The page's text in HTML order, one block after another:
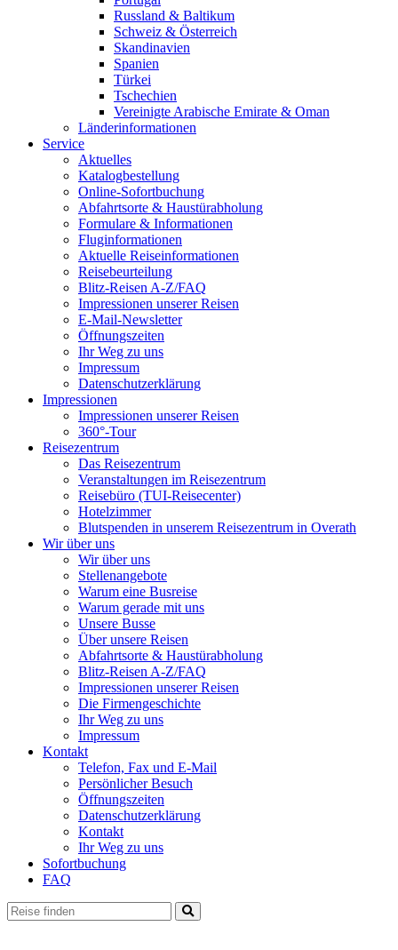
Russland & Baltikum
Schweiz & Österreich
Skandinavien
Spanien
Türkei
Tschechien
Vereinigte Arabische Emirate & Oman
Länderinformationen
Service
Aktuelles
Katalogbestellung
Online-Sofortbuchung
Abfahrtsorte & Haustürabholung
Formulare & Informationen
Fluginformationen
Aktuelle Reiseinformationen
Reisebeurteilung
Blitz-Reisen A-Z/FAQ
Impressionen unserer Reisen
E-Mail-Newsletter
Öffnungszeiten
Ihr Weg zu uns
Impressum
Datenschutzerklärung
Impressionen
Impressionen unserer Reisen
360°-Tour
Reisezentrum
Das Reisezentrum
Veranstaltungen im Reisezentrum
Reisebüro (TUI-Reisecenter)
Hotelzimmer
Blutspenden in unserem Reisezentrum in Overath
Wir über uns
Wir über uns
Stellenangebote
Warum eine Busreise
Warum gerade mit uns
Unsere Busse
Über unsere Reisen
Abfahrtsorte & Haustürabholung
Blitz-Reisen A-Z/FAQ
Impressionen unserer Reisen
Die Firmengeschichte
Ihr Weg zu uns
Impressum
Kontakt
Telefon, Fax und E-Mail
Persönlicher Besuch
Öffnungszeiten
Datenschutzerklärung
Kontakt
Ihr Weg zu uns
Sofortbuchung
FAQ